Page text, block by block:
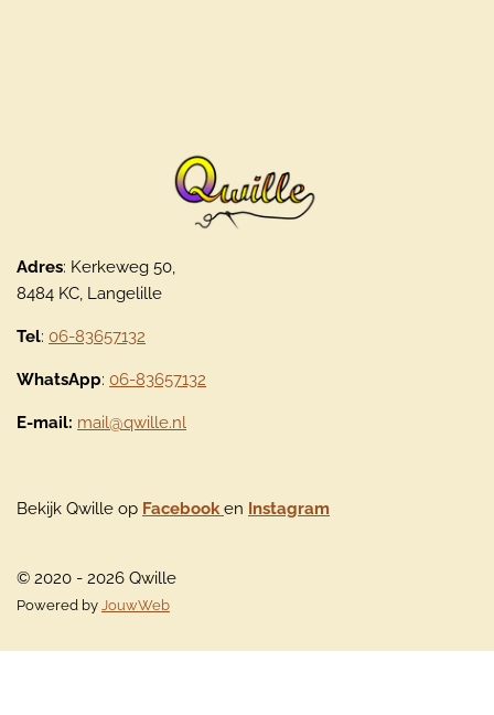
Adres: Kerkeweg 50,
8484 KC, Langelille
Tel: 06-83657132
WhatsApp: 06-83657132
E-mail: mail@qwille.nl
Bekijk Qwille op Facebook en Instagram
© 2020 - 2026 Qwille
Powered by JouwWeb